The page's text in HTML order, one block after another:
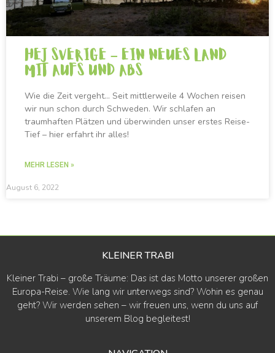
Hej Sverige – Ein neues Land
mit Aufs und Abs
Wie die Zeit vergeht… Seit mittlerweile 4 Wochen reisen
wir nun schon durch Schweden. Wir schlafen an
traumhaften Plätzen und überwinden unser erstes Reise-
Tief – hier erfahrt ihr alles!
MEHR LESEN »
August 6, 2022
KLEINER TRABI
Kleiner Trabi – große Träume: Das ist das Motto unserer großen
Europa-Reise. Wie lang wir unterwegs sind? Wohin es genau
geht? Wir werden sehen – wir freuen uns, wenn du uns auf
unserem Blog begleitest!